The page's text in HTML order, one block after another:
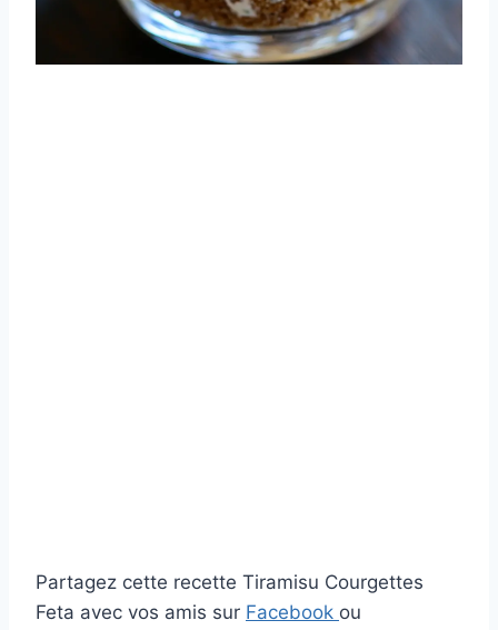
Partagez cette recette Tiramisu Courgettes
Feta avec vos amis sur Facebook ou